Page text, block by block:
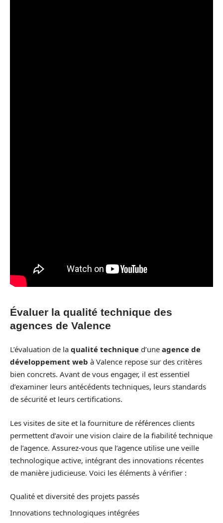
Évaluer la qualité technique des
agences de Valence
L’évaluation de la qualité technique d’une agence de
développement web à Valence repose sur des critères
bien concrets. Avant de vous engager, il est essentiel
d’examiner leurs antécédents techniques, leurs standards
de sécurité et leurs certifications.
Les visites de site et la fourniture de références clients
permettent d’avoir une vision claire de la fiabilité technique
de l’agence. Assurez-vous que l’agence utilise une veille
technologique active, intégrant des innovations récentes
de manière judicieuse. Voici les éléments à vérifier :
Qualité et diversité des projets passés
Innovations technologiques intégrées